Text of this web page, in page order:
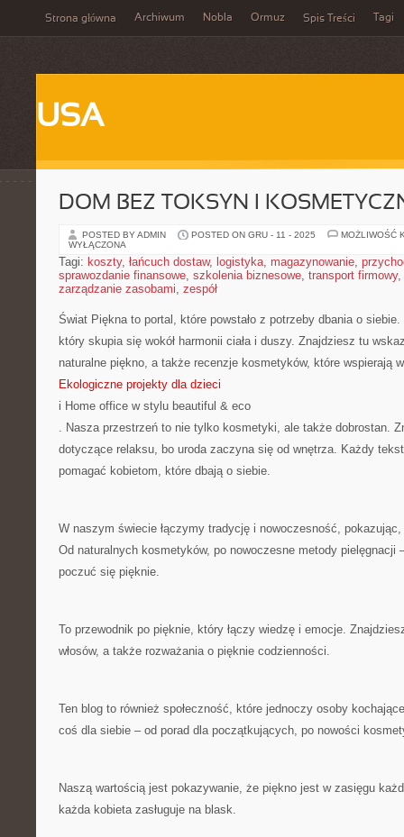
Strona główna Archiwum Nobla Ormuz Spis Treści Tagi
USA
DOM BEZ TOKSYN I
POSTED BY ADMIN POSTED ON GRU - 11 - 2025
MOŻLIWOŚĆ
WYŁĄCZONA
Tagi: koszty, łańcuch dostaw, logistyka, magazynowanie,
sprawozdanie finansowe, szkolenia biznesowe, transport firmowy,
zarządzanie zasobami, zespół
Świat Piękna to portal, które powstało z potrzeby dbania o
który skupia się wokół harmonii ciała i duszy. Znajdziesz tu
naturalne piękno, a także recenzje kosmetyków, które wspierają
Ekologiczne projekty dla dzieci
i Home office w stylu beautiful & eco
. Nasza przestrzeń to nie tylko kosmetyki, ale także dobrostan.
dotyczące relaksu, bo uroda zaczyna się od wnętrza. Każdy
pomagać kobietom, które dbają o siebie.
W naszym świecie łączymy tradycję i nowoczesność,
Od naturalnych kosmetyków, po nowoczesne metody pielęgnacji
poczuć się pięknie.
To przewodnik po pięknie, który łączy wiedzę i emocje.
włosów, a także rozważania o pięknie codzienności.
Ten blog to również społeczność, które jednoczy osoby
coś dla siebie – od porad dla początkujących, po nowości
Naszą wartością jest pokazywanie, że piękno jest w zasięgu
każda kobieta zasługuje na blask.